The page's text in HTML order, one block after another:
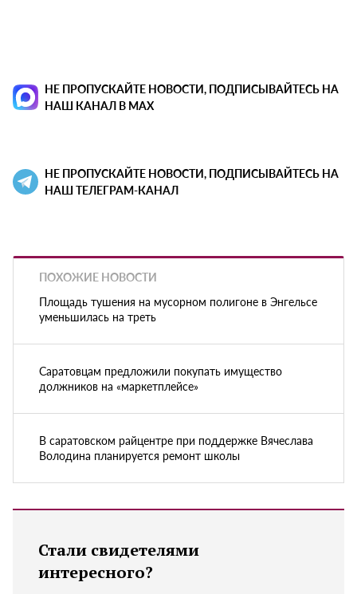
НЕ ПРОПУСКАЙТЕ НОВОСТИ, ПОДПИСЫВАЙТЕСЬ НА
НАШ КАНАЛ В MAX
НЕ ПРОПУСКАЙТЕ НОВОСТИ, ПОДПИСЫВАЙТЕСЬ НА
НАШ ТЕЛЕГРАМ-КАНАЛ
ПОХОЖИЕ НОВОСТИ
Площадь тушения на мусорном полигоне в Энгельсе
уменьшилась на треть
Саратовцам предложили покупать имущество
должников на «маркетплейсе»
В саратовском райцентре при поддержке Вячеслава
Володина планируется ремонт школы
Стали свидетелями
интересного?